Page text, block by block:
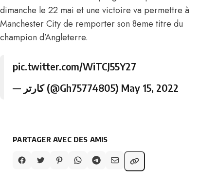
dimanche le 22 mai et une victoire va permettre à
Manchester City de remporter son 8eme titre du
champion d’Angleterre.
pic.twitter.com/WiTCJ55Y27
— كارتر (@Gh75774805) May 15, 2022
PARTAGER AVEC DES AMIS